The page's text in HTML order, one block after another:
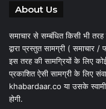
About Us
समाचार से सम्बंधित किसी भी
द्वारा प्रस्तुत सामग्री ( समाचार
इस तरह की सामग्रियों के लिए
प्रकाशित ऐसी सामग्री के लिए
khabardaar.co या उसके
होगी.